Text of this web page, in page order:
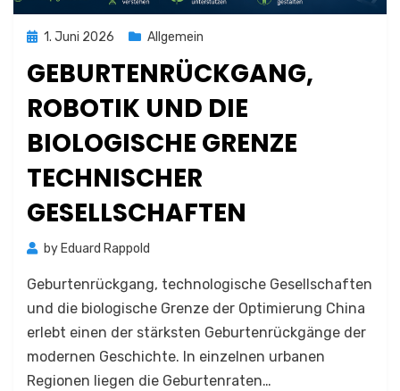
Posted
1. Juni 2026 Allgemein
GEBURTENRÜCKGANG,
ROBOTIK UND DIE
BIOLOGISCHE GRENZE
TECHNISCHER
GESELLSCHAFTEN
by Eduard Rappold
Geburtenrückgang, technologische Gesellschaften
und die biologische Grenze der Optimierung China
erlebt einen der stärksten Geburtenrückgänge der
modernen Geschichte. In einzelnen urbanen
Regionen liegen die Geburtenraten…